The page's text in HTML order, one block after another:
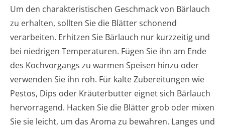
Um den charakteristischen Geschmack von Bärlauch
zu erhalten, sollten Sie die Blätter schonend
verarbeiten. Erhitzen Sie Bärlauch nur kurzzeitig und
bei niedrigen Temperaturen. Fügen Sie ihn am Ende
des Kochvorgangs zu warmen Speisen hinzu oder
verwenden Sie ihn roh. Für kalte Zubereitungen wie
Pestos, Dips oder Kräuterbutter eignet sich Bärlauch
hervorragend. Hacken Sie die Blätter grob oder mixen
Sie sie leicht, um das Aroma zu bewahren. Langes und